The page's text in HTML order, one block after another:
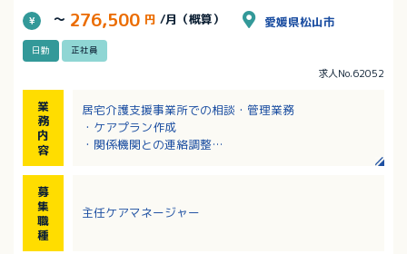
～ 276,500 円 /月（概算） 愛媛県松山市
日勤 正社員
求人No.62052
業
務
内
容
居宅介護支援事業所での相談・管理業務
・ケアプラン作成
・関係機関との連絡調整
・居宅介護支援の利用の申込みに係る調整
募
集
職
種
主任ケアマネージャー